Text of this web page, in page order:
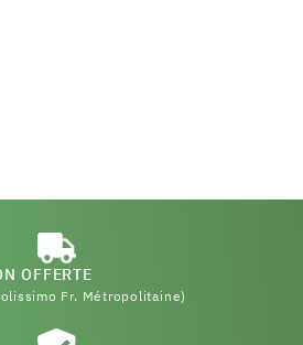
OFFERTE
Fr. Métropolitaine)